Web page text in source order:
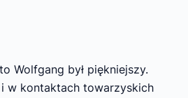
Wolfgang był piękniejszy.
w kontaktach towarzyskich